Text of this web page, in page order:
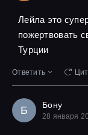
Лейла это
пожертвовать
Турции
Ответить
Б Бону
28 января